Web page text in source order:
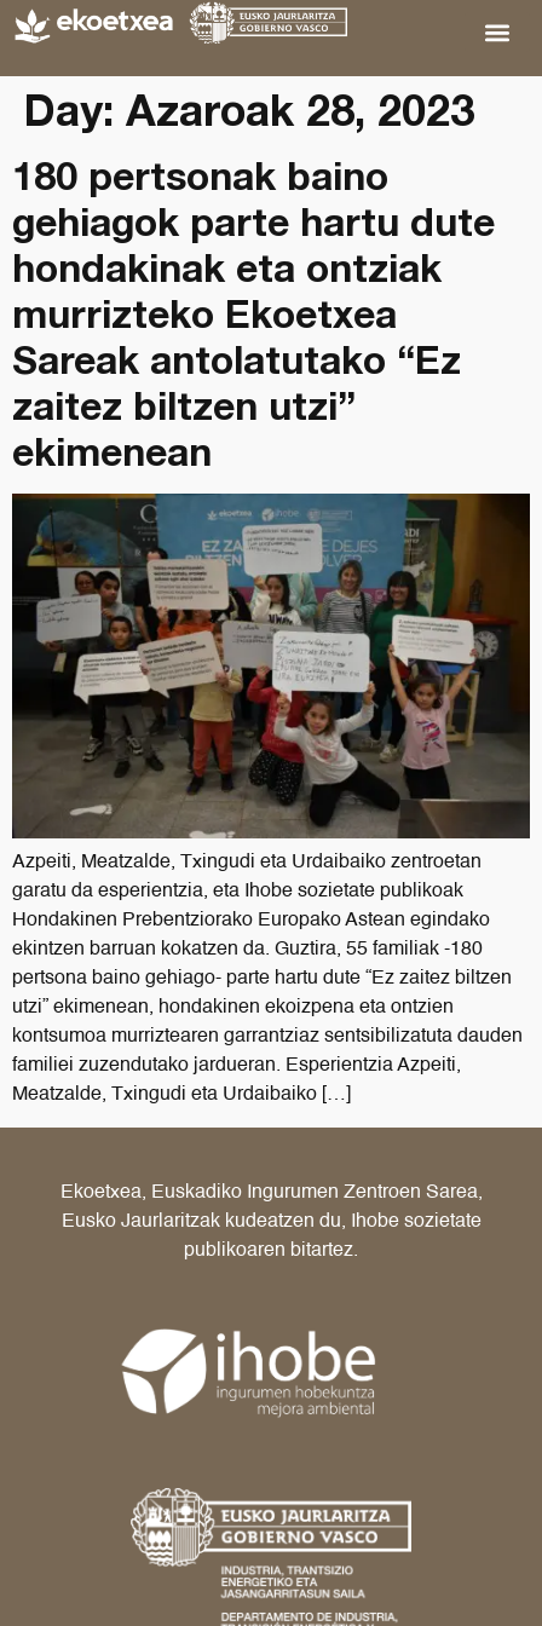
Day: Azaroak 28, 2023
180 pertsonak baino
gehiagok parte hartu dute
hondakinak eta ontziak
murrizteko Ekoetxea
Sareak antolatutako “Ez
zaitez biltzen utzi”
ekimenean
Azpeiti, Meatzalde, Txingudi eta Urdaibaiko zentroetan
garatu da esperientzia, eta Ihobe sozietate publikoak
Hondakinen Prebentziorako Europako Astean egindako
ekintzen barruan kokatzen da. Guztira, 55 familiak -180
pertsona baino gehiago- parte hartu dute “Ez zaitez biltzen
utzi” ekimenean, hondakinen ekoizpena eta ontzien
kontsumoa murriztearen garrantziaz sentsibilizatuta dauden
familiei zuzendutako jardueran. Esperientzia Azpeiti,
Meatzalde, Txingudi eta Urdaibaiko […]
Ekoetxea, Euskadiko Ingurumen Zentroen Sarea,
Eusko Jaurlaritzak kudeatzen du, Ihobe sozietate
publikoaren bitartez.